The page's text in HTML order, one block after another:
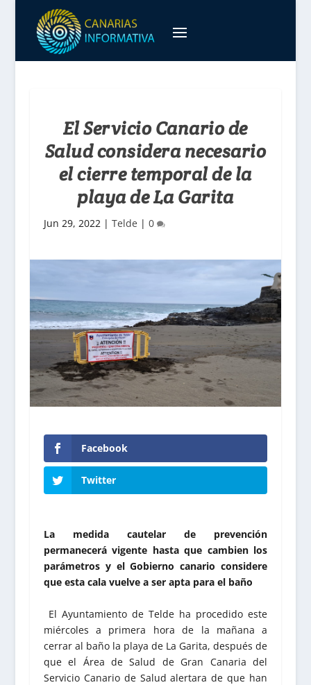
El Servicio Canario de
Salud considera necesario
el cierre temporal de la
playa de La Garita
Jun 29, 2022| Telde | 0
Facebook
Twitter
La medida cautelar de prevención
permanecerá vigente hasta que cambien los
parámetros y el Gobierno canario considere
que esta cala vuelve a ser apta para el baño
El Ayuntamiento de Telde ha procedido este
miércoles a primera hora de la mañana a
cerrar al baño la playa de La Garita, después de
que el Área de Salud de Gran Canaria del
Servicio Canario de Salud alertara de que han